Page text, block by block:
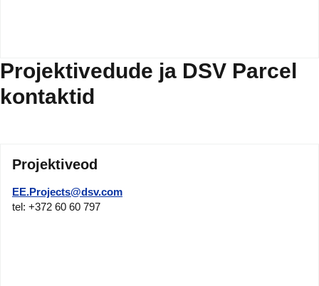
Projektivedude ja DSV Parcel
kontaktid
Projektiveod
EE.Projects@dsv.com
tel: +372 60 60 797